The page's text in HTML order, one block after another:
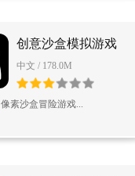
创意沙盒模拟游戏
中文 / 178.0M
像素沙盒冒险游戏...